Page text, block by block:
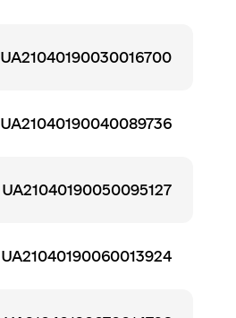
UA21040190030016700
UA21040190040089736
UA21040190050095127
UA21040190060013924